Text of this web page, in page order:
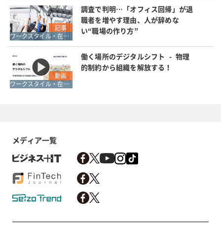
記事
ワークスタイル・在宅勤務
調査で判明…「オフィス回帰」が退
職者を増やす理由、人が辞めな
い“職場の作り方”
動画
ワークスタイル・在宅勤務
働く場所のデジタルシフト - 物理
的制約から組織を解放する！
メディア一覧